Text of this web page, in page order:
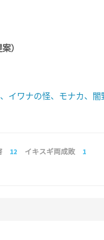
）
イワナの怪、モナカ、闇
12 イキスギ両成敗 1